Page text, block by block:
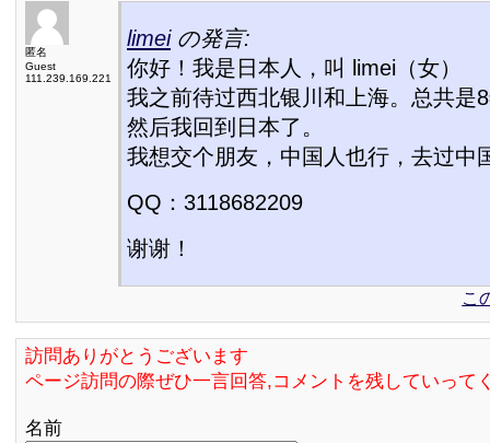
匿名
Guest
111.239.169.221
limeiの発言:
你好！我是日本人，叫 limei（女）
我之前待过西北银川和上海。总共是
然后我回到日本了。
我想交个朋友，中国人也行，去过中
QQ：3118682209
谢谢！
こ
訪問ありがとうございます
ページ訪問の際ぜひ一言回答,コメントを残していって
名前